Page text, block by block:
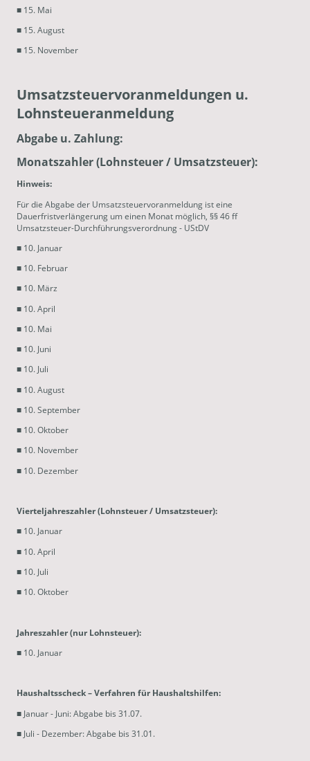
■ 15. Mai
■ 15. August
■ 15. November
Umsatzsteuervoranmeldungen u.
Lohnsteueranmeldung
Abgabe u. Zahlung:
Monatszahler (Lohnsteuer / Umsatzsteuer):
Hinweis:
Für die Abgabe der Umsatzsteuervoranmeldung ist eine
Dauerfristverlängerung um einen Monat möglich, §§ 46 ff
Umsatzsteuer-Durchführungsverordnung - UStDV
■ 10. Januar
■ 10. Februar
■ 10. März
■ 10. April
■ 10. Mai
■ 10. Juni
■ 10. Juli
■ 10. August
■ 10. September
■ 10. Oktober
■ 10. November
■ 10. Dezember
Vierteljahreszahler (Lohnsteuer / Umsatzsteuer):
■ 10. Januar
■ 10. April
■ 10. Juli
■ 10. Oktober
Jahreszahler (nur Lohnsteuer):
■ 10. Januar
Haushaltsscheck – Verfahren für Haushaltshilfen:
■ Januar - Juni: Abgabe bis 31.07.
■ Juli - Dezember: Abgabe bis 31.01.